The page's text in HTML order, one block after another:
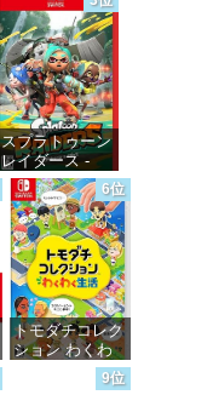
スプラトゥーン
レイダース -
Switch2
価格：¥6,455
6位
トモダチコレク
ション わくわ
く生活 -Switch
9位